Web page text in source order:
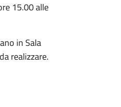
15.00 alle
in Sala
realizzare.